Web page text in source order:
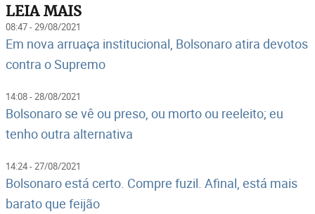
LEIA MAIS
08:47 - 29/08/2021
Em nova arruaça institucional, Bolsonaro atira devotos
contra o Supremo
14:08 - 28/08/2021
Bolsonaro se vê ou preso, ou morto ou reeleito; eu
tenho outra alternativa
14:24 - 27/08/2021
Bolsonaro está certo. Compre fuzil. Afinal, está mais
barato que feijão